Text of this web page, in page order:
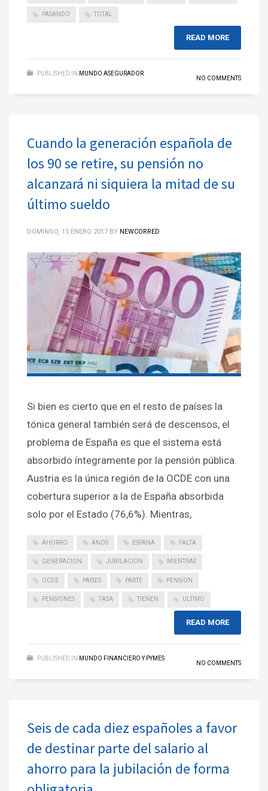
PASANDO TOTAL
READ MORE
PUBLISHED IN MUNDO ASEGURADOR
NO COMMENTS
Cuando la generación española de
los 90 se retire, su pensión no
alcanzará ni siquiera la mitad de su
último sueldo
DOMINGO, 15 ENERO 2017 BY NEWCORRED
Si bien es cierto que en el resto de países la
tónica general también será de descensos, el
problema de España es que el sistema está
absorbido íntegramente por la pensión pública.
Austria es la única región de la OCDE con una
cobertura superior a la de España absorbida
solo por el Estado (76,6%). Mientras,
AHORRO ANOS ESPANA FALTA
GENERACION JUBILACION MIENTRAS
OCDE PAISES PARTE PENSION
PENSIONES TASA TIENEN ULTIMO
READ MORE
PUBLISHED IN MUNDO FINANCIERO Y PYMES
NO COMMENTS
Seis de cada diez españoles a favor
de destinar parte del salario al
ahorro para la jubilación de forma